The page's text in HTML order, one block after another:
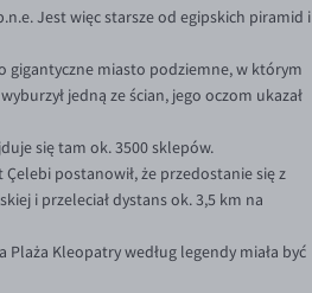
Jest więc starsze od egipskich piramid i
gigantyczne miasto podziemne, w którym
jedną ze ścian, jego oczom ukazał
się tam ok. 3500 sklepów.
postanowił, że przedostanie się z
i przeleciał dystans ok. 3,5 km na
Kleopatry według legendy miała być